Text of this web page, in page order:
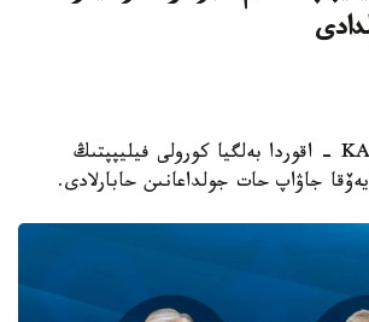
استانا. KAZINFORM - اقوردا بەلگيا كورولى فيليپپتىڭ
جاۋاپ حات جولداعانىن حابارلادى.